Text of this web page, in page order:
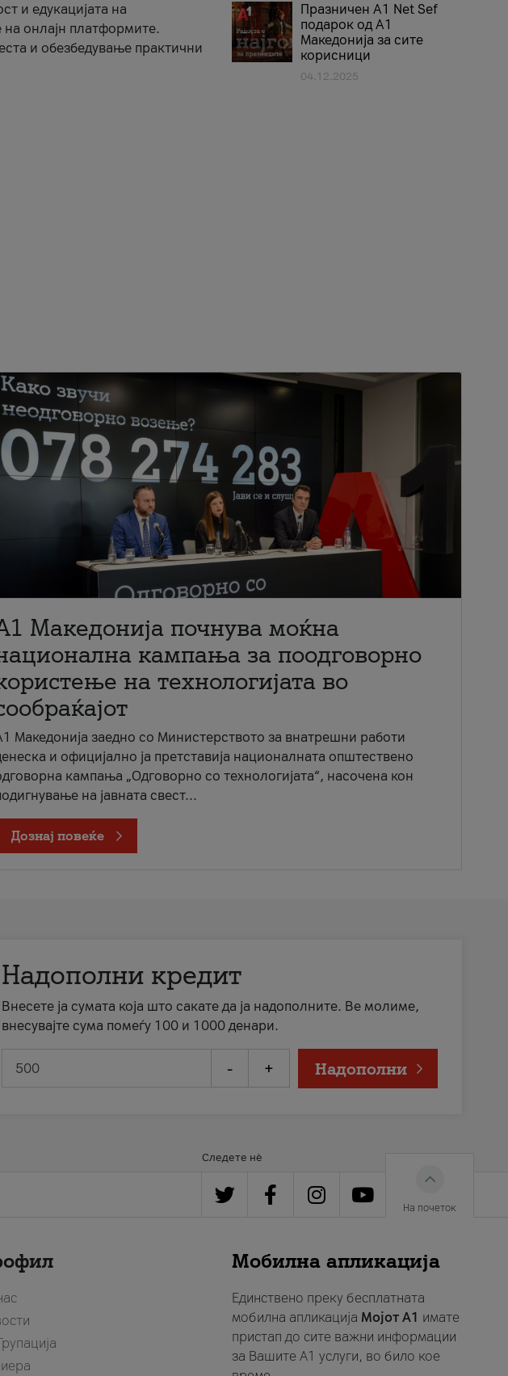
и едукацијата на
онлајн платформите.
и обезбедување практични
Празничен A1 Net Sеf
подарок од А1
Македонија за сите
корисници
04.12.2025
Македонија почнува моќна
кампања за поодговорно
на технологијата во
Македонија заедно со Министерството за внатрешни работи
и официјално ја претставија националната општествено
кампања „Одговорно со технологијата“, насочена кон
на јавната свест...
Дознај повеќе
Надополни кредит
Внесете ја сумата која што сакате да ја надополните. Ве молиме,
внесувајте сума помеѓу 100 и 1000 денари.
- + Надополни
Следете нè
На почеток
Мобилна апликација
Единствено преку бесплатната
мобилна апликација Мојот A1 имате
пристап до сите важни информации
за Вашите A1 услуги, во било кое